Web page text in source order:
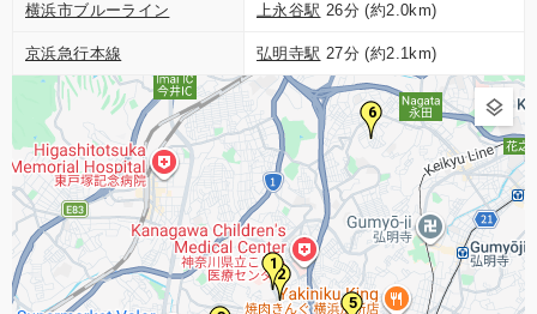
横浜市ブルーライン 上永谷駅 26分 (約2.0km)
京浜急行本線 弘明寺駅 27分 (約2.1km)
1
2
5
6